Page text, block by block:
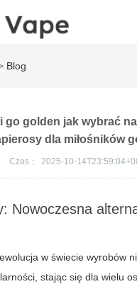
Blog
go golden jak wybrać
dla miłośników
Czas： 2025-10-
Nowoczesna
w świecie wyrobów
stając się dla wielu